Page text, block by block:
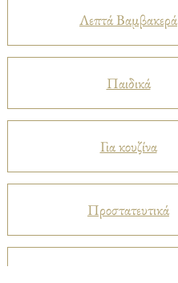
Λεπτά Βαμβακερά
Παιδικά
Για κουζίνα
Προστατευτικά